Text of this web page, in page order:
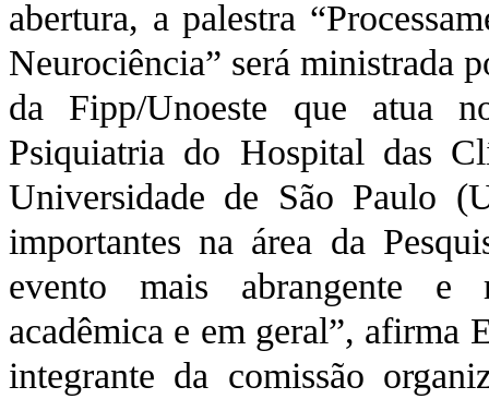
abertura, a palestra
Neurociência” será ministrada
da Fipp/Unoeste que atua
Psiquiatria do Hospital das
Universidade de São Paulo
importantes na área da
evento mais abrangente e
acadêmica e em geral”, afirma
integrante da comissão